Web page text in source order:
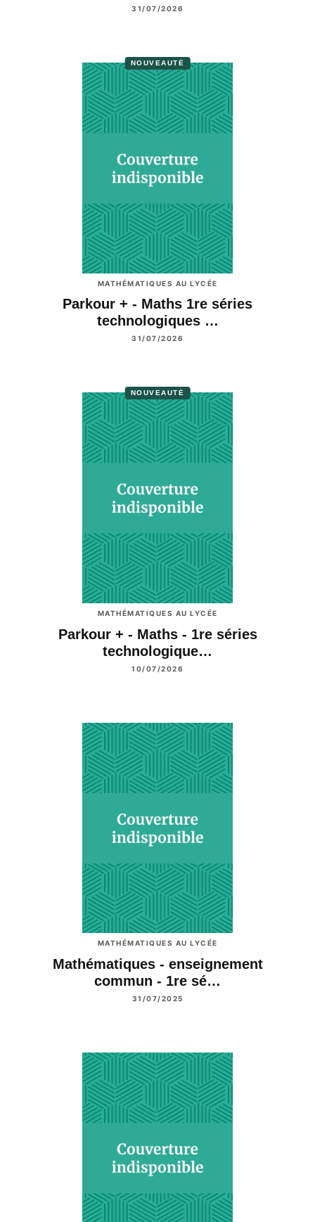
31/07/2026
NOUVEAUTÉ
MATHÉMATIQUES AU LYCÉE
Parkour + - Maths 1re séries
technologiques …
31/07/2026
NOUVEAUTÉ
MATHÉMATIQUES AU LYCÉE
Parkour + - Maths - 1re séries
technologique…
10/07/2026
MATHÉMATIQUES AU LYCÉE
Mathématiques - enseignement
commun - 1re sé…
31/07/2025